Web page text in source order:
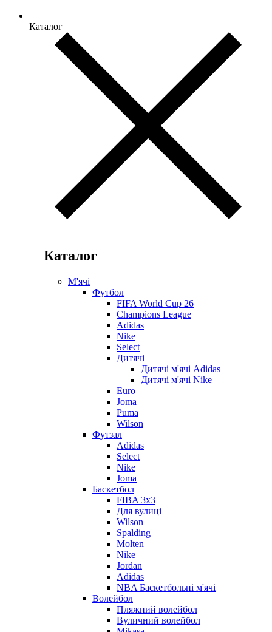
Каталог
Каталог
М'ячі
Футбол
FIFA World Cup 26
Champions League
Adidas
Nike
Select
Дитячі
Дитячі м'ячі Adidas
Дитячі м'ячі Nike
Euro
Joma
Puma
Wilson
Футзал
Adidas
Select
Nike
Joma
Баскетбол
FIBA 3x3
Для вулиці
Wilson
Spalding
Molten
Nike
Jordan
Adidas
NBA Баскетбольні м'ячі
Волейбол
Пляжний волейбол
Вуличний волейбол